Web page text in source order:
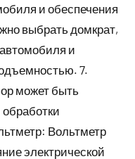
и обеспечения
выбрать домкрат,
и
7.
может быть
Вольтметр
электрической